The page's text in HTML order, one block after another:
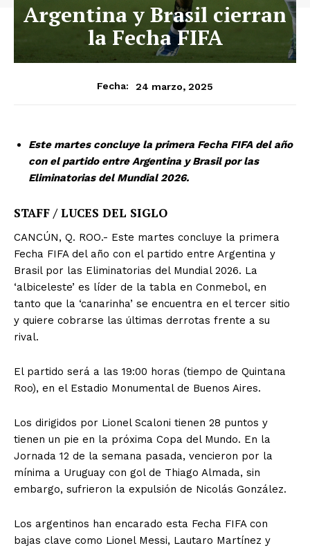
Argentina y Brasil cierran
la Fecha FIFA
Fecha: 24 marzo, 2025
Este martes concluye la primera Fecha FIFA del año
con el partido entre Argentina y Brasil por las
Eliminatorias del Mundial 2026.
STAFF / LUCES DEL SIGLO
CANCÚN, Q. ROO.- Este martes concluye la primera
Fecha FIFA del año con el partido entre Argentina y
Brasil por las Eliminatorias del Mundial 2026. La
‘albiceleste’ es líder de la tabla en Conmebol, en
tanto que la ‘canarinha’ se encuentra en el tercer sitio
y quiere cobrarse las últimas derrotas frente a su
rival.
El partido será a las 19:00 horas (tiempo de Quintana
Roo), en el Estadio Monumental de Buenos Aires.
Los dirigidos por Lionel Scaloni tienen 28 puntos y
tienen un pie en la próxima Copa del Mundo. En la
Jornada 12 de la semana pasada, vencieron por la
mínima a Uruguay con gol de Thiago Almada, sin
embargo, sufrieron la expulsión de Nicolás González.
Los argentinos han encarado esta Fecha FIFA con
bajas clave como Lionel Messi, Lautaro Martínez y